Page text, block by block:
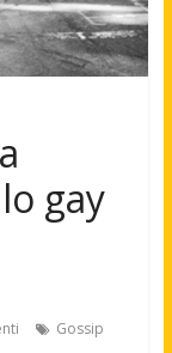
gay
Gossip